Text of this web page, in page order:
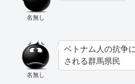
名無し
名無し
ベトナム人の抗争
される群馬県民